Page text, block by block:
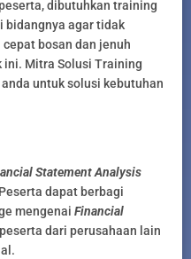
dibutuhkan training
bidangnya agar tidak
bosan dan jenuh
Mitra Solusi Training
untuk solusi kebutuhan
Statement Analysis
dapat berbagi
mengenai Financial
dari perusahaan lain